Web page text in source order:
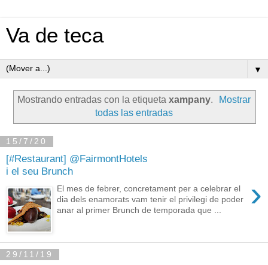
Va de teca
▼
Mostrando entradas con la etiqueta xampany.
Mostrar
todas las entradas
15/7/20
[#Restaurant] @FairmontHotels
i el seu Brunch
›
El mes de febrer, concretament per a celebrar el
dia dels enamorats vam tenir el privilegi de poder
anar al primer Brunch de temporada que ...
29/11/19